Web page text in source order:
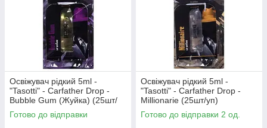
Освіжувач рідкий 5ml -
"Tasotti" - Carfather Drop -
Bubble Gum (Жуйка) (25шт/
уп)
Готово до відправки
Освіжувач рідкий 5ml -
"Tasotti" - Carfather Drop -
Millionarie (25шт/уп)
Готово до відправки 2 од.